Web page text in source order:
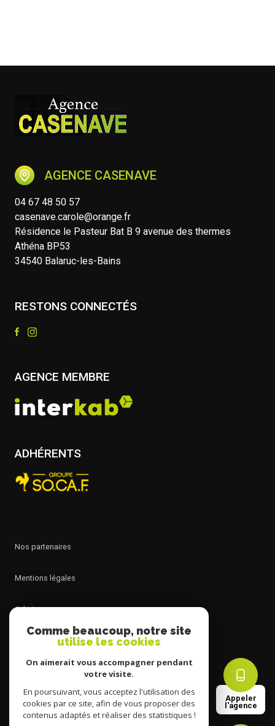
Appeler
l'agence
AGENCE CASENAVE
04 67 48 50 57
casenave.carole@orange.fr
Résidence le Pasteur Bat B 9 avenue des thermes
Athéna BP53
34540 Balaruc-les-Bains
RESTONS CONNECTÉS
AGENCE MEMBRE
ADHÉRENTS
nos partenaires
mentions légales
admin
nos honoraires
cookies
Comme beaucoup, notre site
utilise les cookies
On aimerait vous accompagner pendant
votre visite.
En poursuivant, vous acceptez l'utilisation des
cookies par ce site, afin de vous proposer des
contenus adaptés et réaliser des statistiques !